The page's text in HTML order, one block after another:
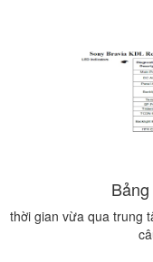
thời gian vừa qua trung